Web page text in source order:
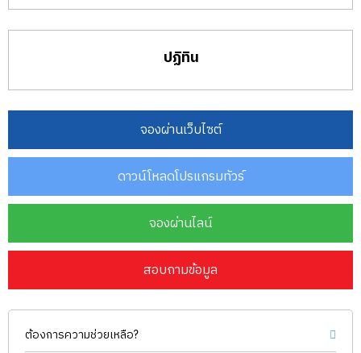
ปฏิทิน
จองผ่านเว็บไซต์
ดาวน์โหลดโปรแกรมทัวร์
จองผ่านไลน์
สอบถามข้อมูล
ต้องการความช่วยเหลือ?